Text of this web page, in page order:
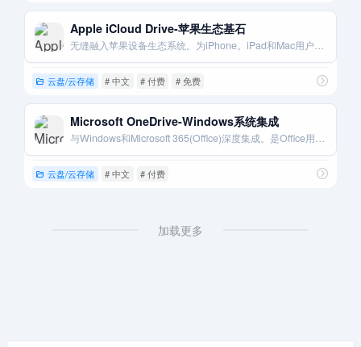
Apple iCloud Drive-苹果生态基石
无缝融入苹果设备生态系统。为iPhone。iPad和Mac用户提供数据同步与备份。
云盘/云存储 # 中文 # 付费 # 免费
Microsoft OneDrive-Windows系统集成
与Windows和Microsoft 365(Office)深度集成。是Office用户的最佳云存储伴侣。 [5, 6]
云盘/云存储 # 中文 # 付费
加载更多